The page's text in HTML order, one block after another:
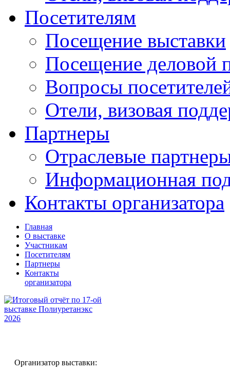
Посетителям
Посещение выставки
Посещение деловой
Вопросы
Отели, визовая
Партнеры
Отраслевые
Информационная
Контакты организатора
Главная
О выставке
Участникам
Посетителям
Партнеры
Контакты
организатора
Организатор выставки: